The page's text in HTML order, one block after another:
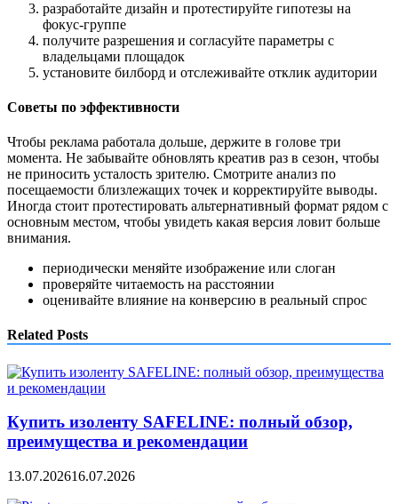
разработайте дизайн и протестируйте гипотезы на
фокус-группе
получите разрешения и согласуйте параметры с
владельцами площадок
установите билборд и отслеживайте отклик аудитории
Советы по эффективности
Чтобы реклама работала дольше, держите в голове три
момента. Не забывайте обновлять креатив раз в сезон, чтобы
не приносить усталость зрителю. Смотрите анализ по
посещаемости близлежащих точек и корректируйте выводы.
Иногда стоит протестировать альтернативный формат рядом с
основным местом, чтобы увидеть какая версия ловит больше
внимания.
периодически меняйте изображение или слоган
проверяйте читаемость на расстоянии
оценивайте влияние на конверсию в реальный спрос
Related Posts
Купить изоленту SAFELINE: полный обзор,
преимущества и рекомендации
13.07.202616.07.2026